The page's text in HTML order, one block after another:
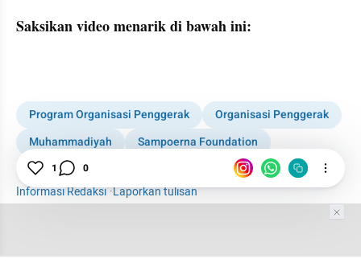
Saksikan video menarik di bawah ini:
Program Organisasi Penggerak
Organisasi Penggerak
Muhammadiyah
Sampoerna Foundation
Tanoto Foundation
Kemendikbud
Informasi Redaksi·Laporkan tulisan
1 0